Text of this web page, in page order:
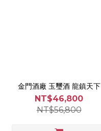
金門酒廠 玉璽酒 龍鎮天下
NT$46,800
NT$56,800